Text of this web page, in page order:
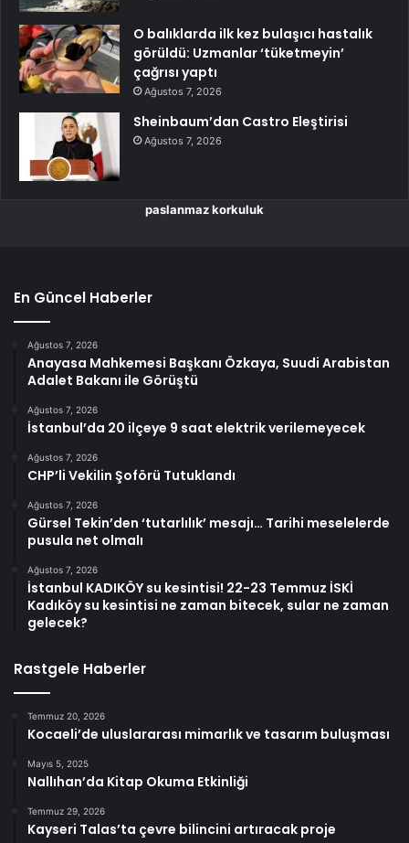
O balıklarda ilk kez bulaşıcı hastalık
görüldü: Uzmanlar ‘tüketmeyin’
çağrısı yaptı
Ağustos 7, 2026
Sheinbaum’dan Castro Eleştirisi
Ağustos 7, 2026
paslanmaz korkuluk
En Güncel Haberler
Ağustos 7, 2026
Anayasa Mahkemesi Başkanı Özkaya, Suudi Arabistan
Adalet Bakanı ile Görüştü
Ağustos 7, 2026
İstanbul’da 20 ilçeye 9 saat elektrik verilemeyecek
Ağustos 7, 2026
CHP’li Vekilin Şoförü Tutuklandı
Ağustos 7, 2026
Gürsel Tekin’den ‘tutarlılık’ mesajı… Tarihi meselelerde
pusula net olmalı
Ağustos 7, 2026
İstanbul KADIKÖY su kesintisi! 22-23 Temmuz İSKİ
Kadıköy su kesintisi ne zaman bitecek, sular ne zaman
gelecek?
Rastgele Haberler
Temmuz 20, 2026
Kocaeli’de uluslararası mimarlık ve tasarım buluşması
Mayıs 5, 2025
Nallıhan’da Kitap Okuma Etkinliği
Temmuz 29, 2026
Kayseri Talas’ta çevre bilincini artıracak proje